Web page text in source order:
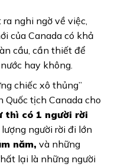
nghi ngờ về việc,
của Canada có khả
cầu, cần thiết để
hay không.
chiếc xô thủng”
Quốc tịch Canada cho
thì có 1 người rời
lượng người rời đi lớn
năm, và những
lại là những người